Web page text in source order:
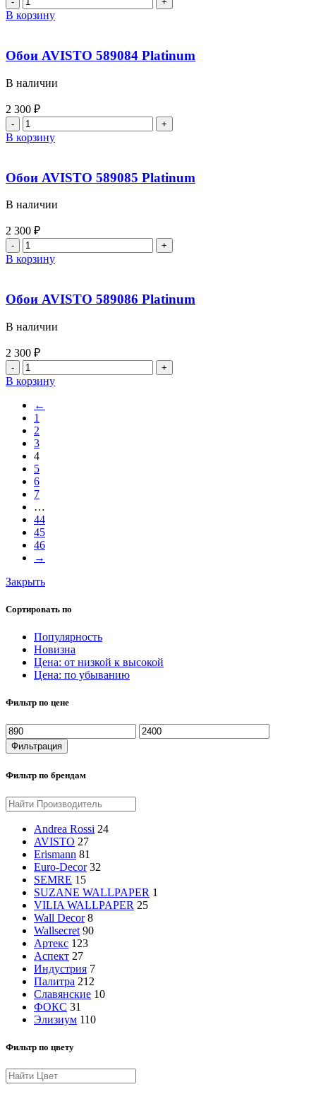
Закрыть
Сортировать по
Популярность
Новизна
Цена: от низкой к высокой
Цена: по убыванию
Фильтр по цене
Фильтрация
Фильтр по брендам
Andrea Rossi 24
AVISTO 27
Erismann 81
Euro-Decor 32
SEMRE 15
SUZANE WALLPAPER 1
VILIA WALLPAPER 25
Wall Decor 8
Wallsecret 90
Артекс 123
Аспект 27
Индустрия 7
Палитра 212
Славянские 10
ФОКС 31
Элизиум 110
Фильтр по цвету
В корзину
Обои AVISTO 589084 Platinum
В наличии
2 300 ₽
В корзину
Обои AVISTO 589085 Platinum
В наличии
2 300 ₽
В корзину
Обои AVISTO 589086 Platinum
В наличии
2 300 ₽
В корзину
←
1
2
3
4
5
6
7
…
44
45
46
→